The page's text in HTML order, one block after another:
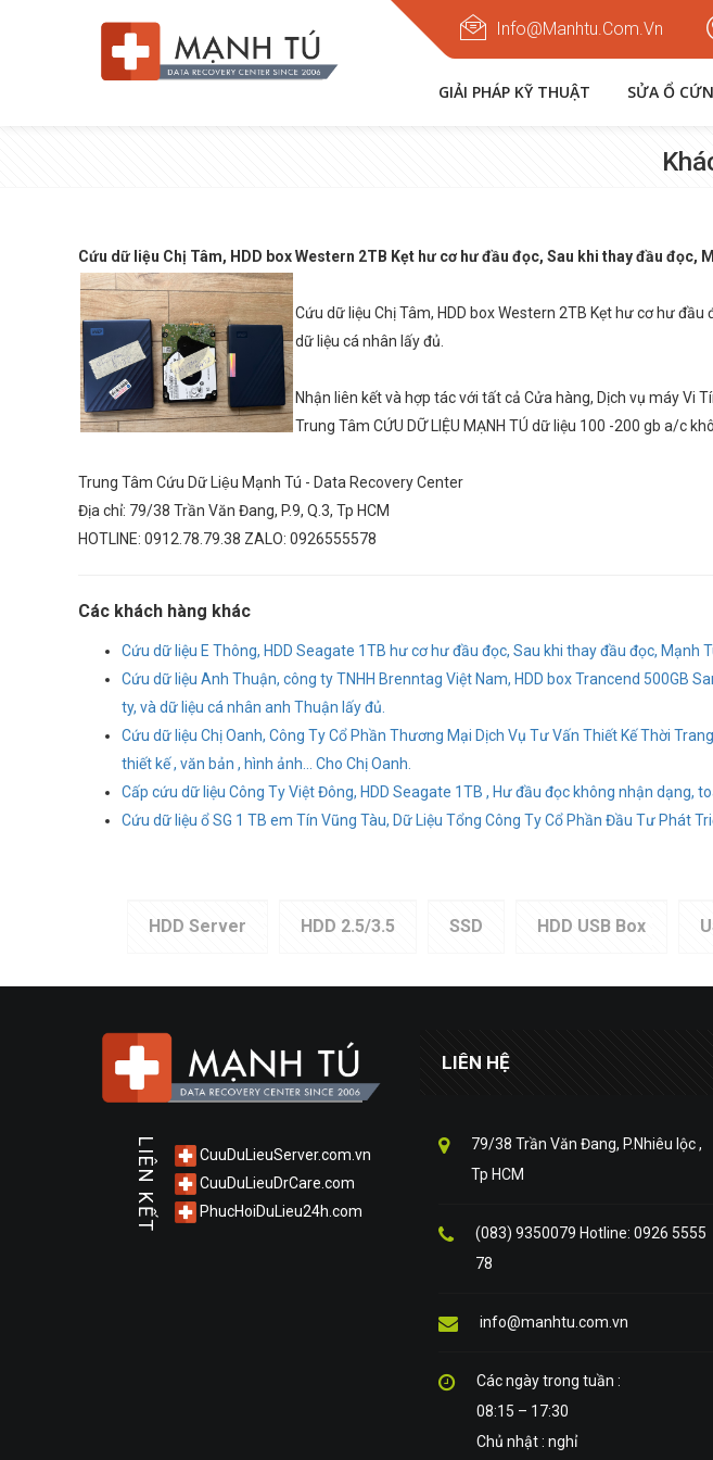
Info@manhtu.com.vn
GIẢI PHÁP KỸ THUẬT SỬA Ổ
Cứu dữ liệu Chị Tâm, HDD box Western 2TB Kẹt hư cơ hư đầu đọc, Sau khi thay đầu
Cứu dữ liệu Chị Tâm, HDD box Western 2TB Kẹt hư cơ hư
dữ liệu cá nhân lấy đủ.
Nhận liên kết và hợp tác với tất cả Cửa hàng, Dịch vụ máy
Trung Tâm CỨU DỮ LIỆU MẠNH TÚ dữ liệu 100 -200 gb a/c
Trung Tâm Cứu Dữ Liệu Mạnh Tú - Data Recovery Center
Địa chỉ: 79/38 Trần Văn Đang, P.9, Q.3, Tp HCM
HOTLINE: 0912.78.79.38 ZALO: 0926555578
Các khách hàng khác
Cứu dữ liệu E Thông, HDD Seagate 1TB hư cơ hư đầu đọc, Sau khi thay đầu đọc,
Cứu dữ liệu Anh Thuận, công ty TNHH Brenntag Việt Nam, HDD box Trancend 500GB
ty, và dữ liệu cá nhân anh Thuận lấy đủ.
Cứu dữ liệu Chị Oanh, Công Ty Cổ Phần Thương Mại Dịch Vụ Tư Vấn Thiết Kế Thời
thiết kế , văn bản , hình ảnh... Cho Chị Oanh.
Cấp cứu dữ liệu Công Ty Việt Đông, HDD Seagate 1TB , Hư đầu đọc không nhận dạng,
Cứu dữ liệu ổ SG 1 TB em Tín Vũng Tàu, Dữ Liệu Tổng Công Ty Cổ Phần Đầu Tư Phát
HDD Server HDD 2.5/3.5 SSD HDD USB Box
LIÊN KẾT
CuuDuLieuServer.com.vn
CuuDuLieuDrCare.com
PhucHoiDuLieu24h.com
LIÊN HỆ
79/38 Trần Văn Đang, P.Nhiêu lộc ,
Tp HCM
(083) 9350079 Hotline: 0926 5555
78
info@manhtu.com.vn
Các ngày trong tuần :
08:15 – 17:30
Chủ nhật : nghỉ